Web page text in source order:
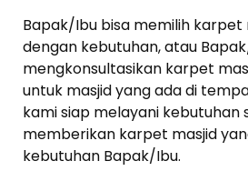
Bapak/Ibu bisa memilih karpet
dengan kebutuhan, atau
mengkonsultasikan karpet
untuk masjid yang ada di
kami siap melayani kebutuhan
memberikan karpet masjid
kebutuhan Bapak/Ibu.